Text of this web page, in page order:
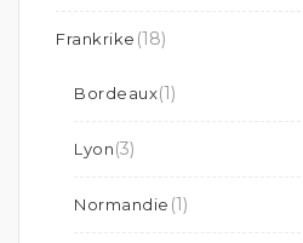
Frankrike (18)
Bordeaux(1)
Lyon(3)
Normandie (1)